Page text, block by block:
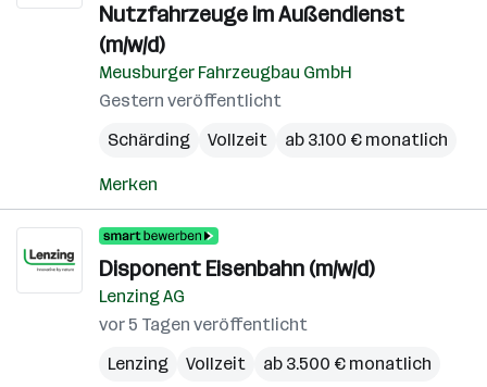
Nutzfahrzeuge im Außendienst
(m/w/d)
Meusburger Fahrzeugbau GmbH
Gestern veröffentlicht
Schärding
Vollzeit ab 3.100 € monatlich
Merken
Disponent Eisenbahn (m/w/d)
Lenzing AG
vor 5 Tagen veröffentlicht
Lenzing
Vollzeit ab 3.500 € monatlich